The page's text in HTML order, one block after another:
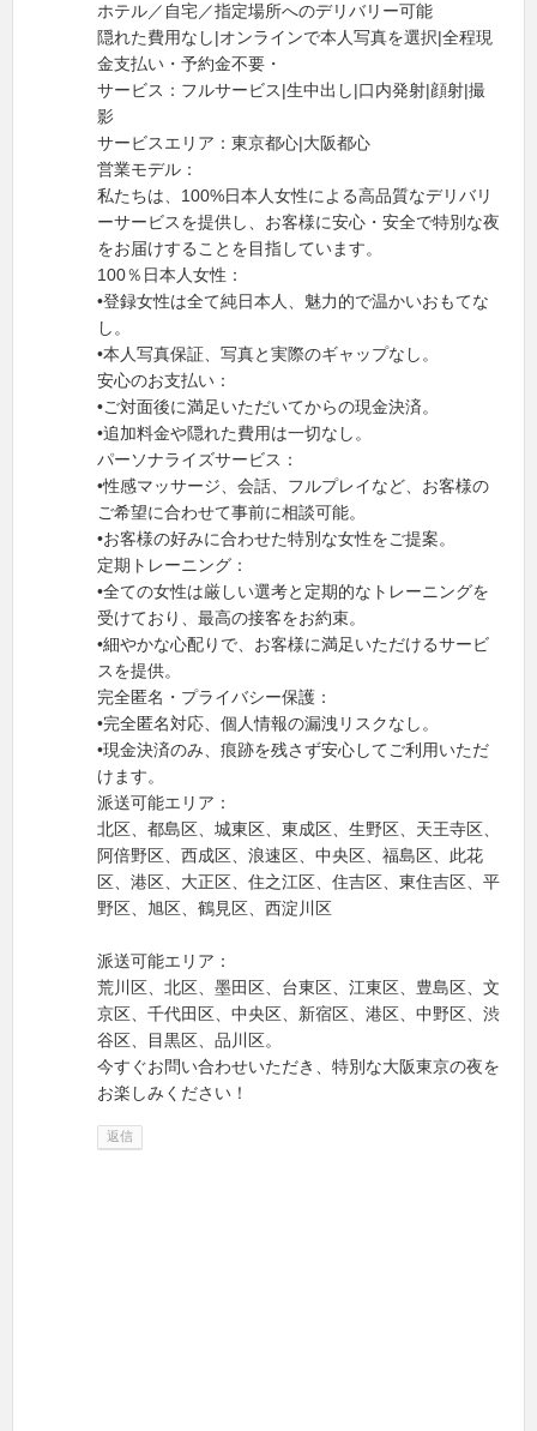
ホテル／自宅／指定場所へのデリバリー可能
隠れた費用なし|オンラインで本人写真を選択|全程現
金支払い・予約金不要・
サービス：フルサービス|生中出し|口内発射|顔射|撮
影
サービスエリア：東京都心|大阪都心
営業モデル：
私たちは、100%日本人女性による高品質なデリバリ
ーサービスを提供し、お客様に安心・安全で特別な夜
をお届けすることを目指しています。
100％日本人女性：
•登録女性は全て純日本人、魅力的で温かいおもてな
し。
•本人写真保証、写真と実際のギャップなし。
安心のお支払い：
•ご対面後に満足いただいてからの現金決済。
•追加料金や隠れた費用は一切なし。
パーソナライズサービス：
•性感マッサージ、会話、フルプレイなど、お客様の
ご希望に合わせて事前に相談可能。
•お客様の好みに合わせた特別な女性をご提案。
定期トレーニング：
•全ての女性は厳しい選考と定期的なトレーニングを
受けており、最高の接客をお約束。
•細やかな心配りで、お客様に満足いただけるサービ
スを提供。
完全匿名・プライバシー保護：
•完全匿名対応、個人情報の漏洩リスクなし。
•現金決済のみ、痕跡を残さず安心してご利用いただ
けます。
派送可能エリア：
北区、都島区、城東区、東成区、生野区、天王寺区、
阿倍野区、西成区、浪速区、中央区、福島区、此花
区、港区、大正区、住之江区、住吉区、東住吉区、平
野区、旭区、鶴見区、西淀川区
派送可能エリア：
荒川区、北区、墨田区、台東区、江東区、豊島区、文
京区、千代田区、中央区、新宿区、港区、中野区、渋
谷区、目黒区、品川区。
今すぐお問い合わせいただき、特別な大阪東京の夜を
お楽しみください！
返信